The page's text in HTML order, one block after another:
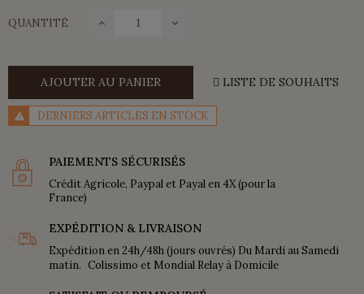
QUANTITÉ
AJOUTER AU PANIER LISTE DE SOUHAITS
DERNIERS ARTICLES EN STOCK
PAIEMENTS SÉCURISÉS
Crédit Agricole, Paypal et Payal en 4X (pour la
France)
EXPÉDITION & LIVRAISON
Expédition en 24h/48h (jours ouvrés) Du Mardi au Samedi
matin. Colissimo et Mondial Relay à Domicile